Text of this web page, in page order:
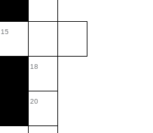
15
18
20